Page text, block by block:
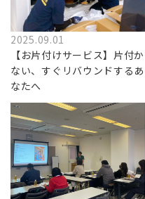
2025.09.01
【お片付けサービス】片付か
ない、すぐリバウンドするあ
なたへ